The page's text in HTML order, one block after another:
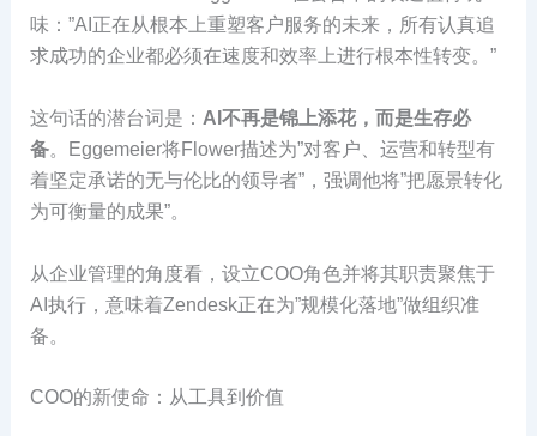
味：”AI正在从根本上重塑客户服务的未来，所有认真追
求成功的企业都必须在速度和效率上进行根本性转变。”
这句话的潜台词是： AI不再是锦上添花，而是生存必
备。Eggemeier将Flower描述为”对客户、运营和转型有
着坚定承诺的无与伦比的领导者”，强调他将”把愿景转化
为可衡量的成果”。
从企业管理的角度看，设立COO角色并将其职责聚焦于
AI执行，意味着Zendesk正在为”规模化落地”做组织准
备。
COO的新使命：从工具到价值